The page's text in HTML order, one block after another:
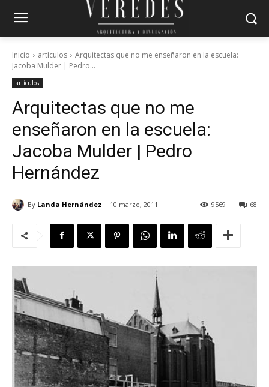
Inicio artículos
Arquitectas que no me enseñaron en la escuela:
Jacoba Mulder | Pedro...
artículos
Arquitectas que no me
enseñaron en la escuela:
Jacoba Mulder | Pedro
Hernández
By Landa Hernández 10 marzo, 2011 68
9569